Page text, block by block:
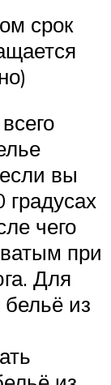
срок
вы
градусах
чего
при
Для
из